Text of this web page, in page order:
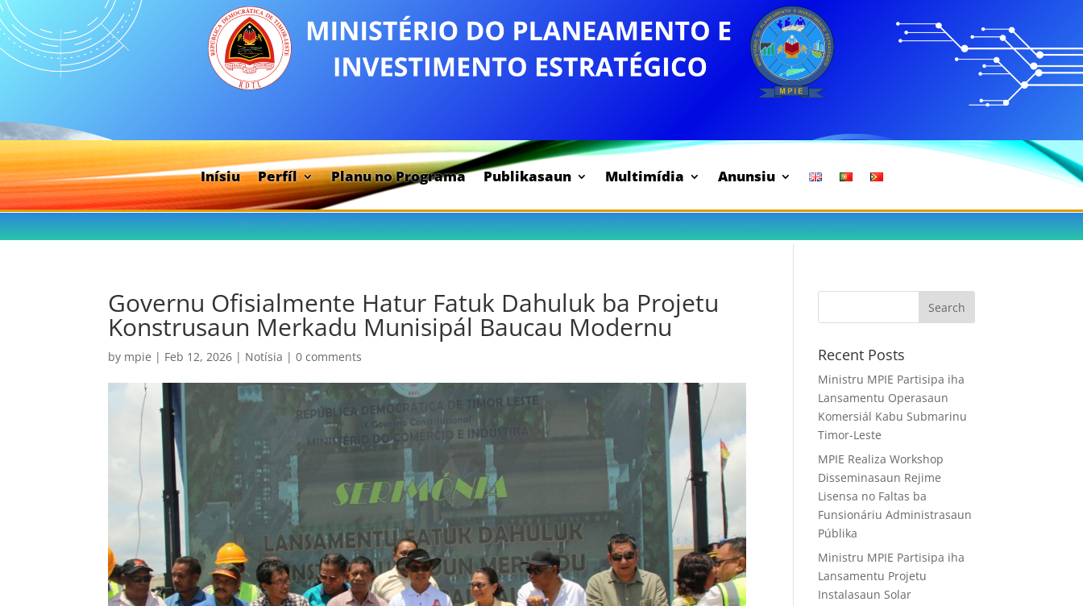
Inísiu Perfíl Planu no Programa Publikasaun Multimídia Anunsiu
Orgulho Servi ba Nasaun - Ami Servisu ho Integridade, Honestidade, Professionalismu, Humanidade no Kreatividade
Governu Ofisialmente Hatur Fatuk Dahuluk ba Projetu
Konstrusaun Merkadu Munisipál Baucau Modernu
by mpie | Feb 12, 2026 | Notísia |0 comments
Search
Recent Posts
Ministru MPIE Partisipa iha
Lansamentu Operasaun
Komersiál Kabu Submarinu
Timor-Leste
MPIE Realiza Workshop
Disseminasaun Rejime
Lisensa no Faltas ba
Funsionáriu Administrasaun
Públika
Ministru MPIE Partisipa iha
Lansamentu Projetu
Instalasaun Solar